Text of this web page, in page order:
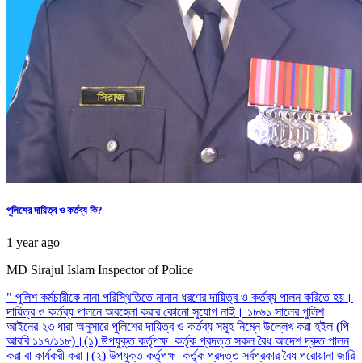
পুলিশের দায়িত্ব ও কর্তব্য কি?
1 year ago
MD Sirajul Islam Inspector of Police
" পুলিশ কর্মচারীকে নানা পরিস্থিতিতে নানান ধরণের দায়িত্ব ও কর্তব্য পালন করিতে হয়।
দায়িত্ব ও কর্তব্য পালনে অবহেলা করার কোনো সুযোগ নাই। ১৮৬১ সালের পুলিশ
আইনের ২৩ ধারা অনুসারে পুলিশের দায়িত্ব ও কর্তব্য সমূহ নিম্নে উল্লেখ করা হইল (পি
আরবি ১১৭/১১৮)।(১) উপযুক্ত কর্তৃপক্ষ কর্তৃক প্রদত্ত সকল বৈধ আদেশ দ্রুত পালন
করা বা কার্যকরী করা।(২) উপযুক্ত কর্তৃপক্ষ কর্তৃক প্রদত্ত সর্বপ্রকার বৈধ পরোয়ানা জারি